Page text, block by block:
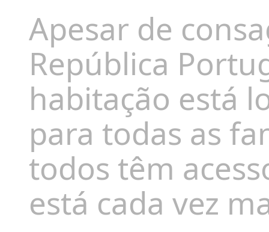
Apesar de
República
habitação está
para todas as
todos têm
está cada vez